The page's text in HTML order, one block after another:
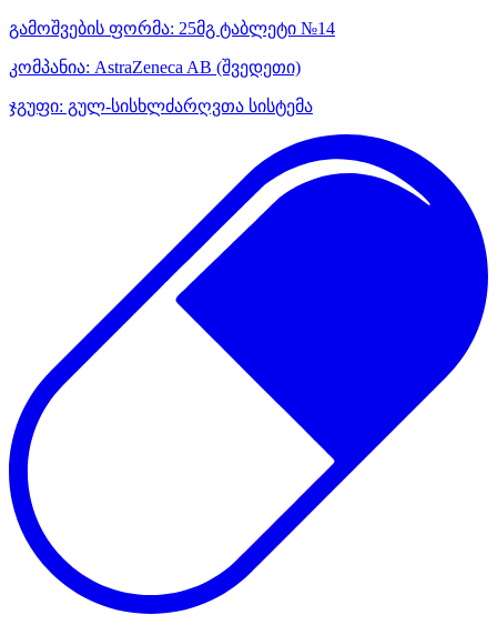
გამოშვების ფორმა: 25მგ ტაბლეტი №14
კომპანია: AstraZeneca AB (შვედეთი)
ჯგუფი: გულ-სისხლძარღვთა სისტემა